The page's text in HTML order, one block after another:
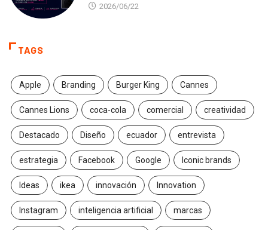
2026/06/22
TAGS
Apple Branding Burger King Cannes
Cannes Lions coca-cola comercial creatividad
Destacado Diseño ecuador entrevista
estrategia Facebook Google Iconic brands
Ideas ikea innovación Innovation
Instagram inteligencia artificial marcas